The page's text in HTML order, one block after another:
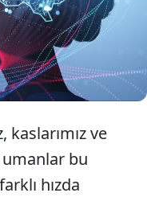
yaşınız 40 olabilir
kaslarımız ve
umanlar bu
hızda